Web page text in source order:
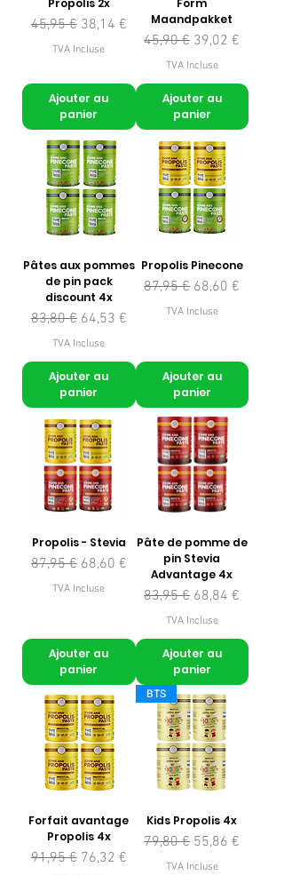
Propolis 2x
Prix original
45,95 € Prix promotionnel
38,14 €
TVA Incluse
Ajouter au
panier
Form
Maandpakket
Prix original
45,90 € Prix
39,02 €
TVA Incluse
Ajouter au
panier
Pâtes aux pommes
de pin pack
discount 4x
Prix original
83,80 € Prix promotionnel
64,53 €
TVA Incluse
Ajouter au
panier
Propolis Pinecone
Prix original
87,95 € Prix
68,60 €
TVA Incluse
Ajouter au
panier
Propolis - Stevia
Prix original
87,95 € Prix promotionnel
68,60 €
TVA Incluse
Ajouter au
panier
Pâte de pomme de
pin Stevia
Advantage 4x
Prix original
83,95 € Prix
68,84 €
TVA Incluse
Ajouter au
panier
Forfait avantage
Propolis 4x
Prix original
91,95 € Prix promotionnel
76,32 €
BTS
Kids Propolis 4x
Prix original
79,80 € Prix
55,86 €
TVA Incluse